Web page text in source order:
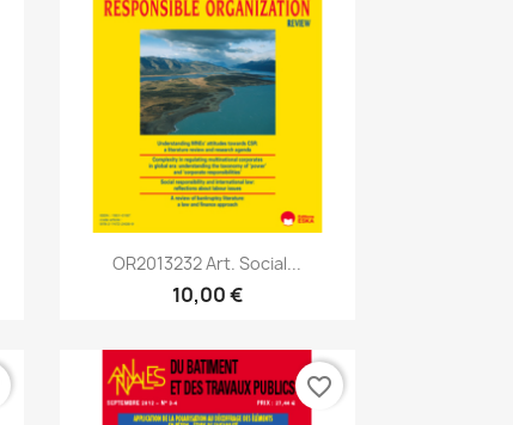
Aperçu rapide
OR2013232 Art. Social...
10,00 €
favorite_border